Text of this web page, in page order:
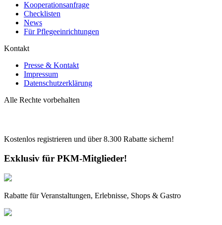
Kooperationsanfrage
Checklisten
News
Für Pflegeeinrichtungen
Kontakt
Presse & Kontakt
Impressum
Datenschutzerklärung
Alle Rechte vorbehalten
Kostenlos registrieren und über8.300 Rabatte sichern!
Exklusiv für PKM-Mitglieder!
Rabatte für Veranstaltungen, Erlebnisse, Shops & Gastro